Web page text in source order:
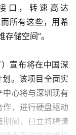
口，转速高达
所有这些，用希
储空间”。
宣布将在中国深
划。该项目全面实
心将与深圳现有
，进行硬盘驱动
期间，日立将聘请